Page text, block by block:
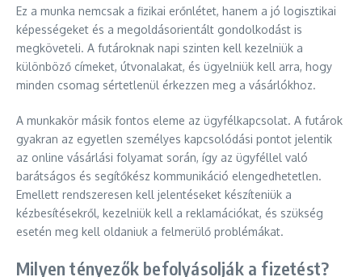
Ez a munka nemcsak a fizikai erőnlétet, hanem a jó logisztikai
képességeket és a megoldásorientált gondolkodást is
megköveteli. A futároknak napi szinten kell kezelniük a
különböző címeket, útvonalakat, és ügyelniük kell arra, hogy
minden csomag sértetlenül érkezzen meg a vásárlókhoz.
A munkakör másik fontos eleme az ügyfélkapcsolat. A futárok
gyakran az egyetlen személyes kapcsolódási pontot jelentik
az online vásárlási folyamat során, így az ügyféllel való
barátságos és segítőkész kommunikáció elengedhetetlen.
Emellett rendszeresen kell jelentéseket készíteniük a
kézbesítésekről, kezelniük kell a reklamációkat, és szükség
esetén meg kell oldaniuk a felmerülő problémákat.
Milyen tényezők befolyásolják a fizetést?